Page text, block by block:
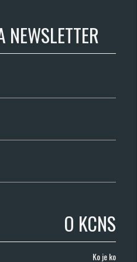
NEWSLETTER
O KCNS
Ko je ko